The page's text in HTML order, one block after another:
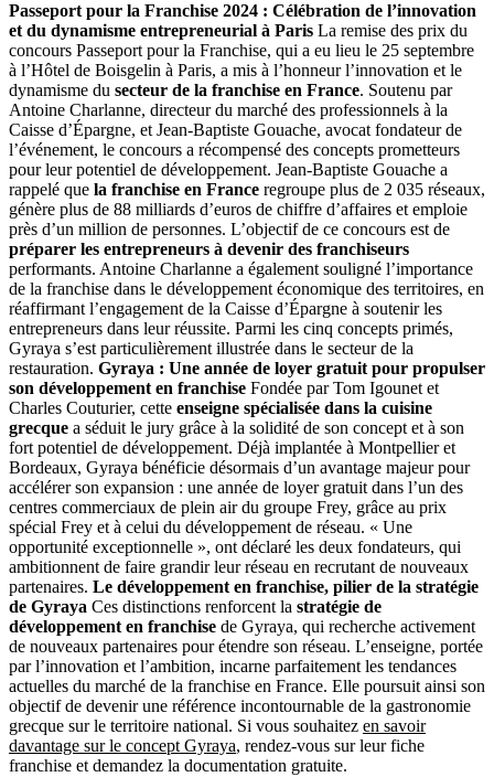
Passeport pour la Franchise 2024 : Célébration de l’innovation
et du dynamisme entrepreneurial à Paris La remise des prix du
concours Passeport pour la Franchise, qui a eu lieu le 25 septembre
à l’Hôtel de Boisgelin à Paris, a mis à l’honneur l’innovation et le
dynamisme du secteur de la franchise en France. Soutenu par
Antoine Charlanne, directeur du marché des professionnels à la
Caisse d’Épargne, et Jean-Baptiste Gouache, avocat fondateur de
l’événement, le concours a récompensé des concepts prometteurs
pour leur potentiel de développement. Jean-Baptiste Gouache a
rappelé que la franchise en France regroupe plus de 2 035 réseaux,
génère plus de 88 milliards d’euros de chiffre d’affaires et emploie
près d’un million de personnes. L’objectif de ce concours est de
préparer les entrepreneurs à devenir des franchiseurs
performants. Antoine Charlanne a également souligné l’importance
de la franchise dans le développement économique des territoires, en
réaffirmant l’engagement de la Caisse d’Épargne à soutenir les
entrepreneurs dans leur réussite. Parmi les cinq concepts primés,
Gyraya s’est particulièrement illustrée dans le secteur de la
restauration. Gyraya : Une année de loyer gratuit pour propulser
son développement en franchise Fondée par Tom Igounet et
Charles Couturier, cette enseigne spécialisée dans la cuisine
grecque a séduit le jury grâce à la solidité de son concept et à son
fort potentiel de développement. Déjà implantée à Montpellier et
Bordeaux, Gyraya bénéficie désormais d’un avantage majeur pour
accélérer son expansion : une année de loyer gratuit dans l’un des
centres commerciaux de plein air du groupe Frey, grâce au prix
spécial Frey et à celui du développement de réseau. « Une
opportunité exceptionnelle », ont déclaré les deux fondateurs, qui
ambitionnent de faire grandir leur réseau en recrutant de nouveaux
partenaires. Le développement en franchise, pilier de la stratégie
de Gyraya Ces distinctions renforcent la stratégie de
développement en franchise de Gyraya, qui recherche activement
de nouveaux partenaires pour étendre son réseau. L’enseigne, portée
par l’innovation et l’ambition, incarne parfaitement les tendances
actuelles du marché de la franchise en France. Elle poursuit ainsi son
objectif de devenir une référence incontournable de la gastronomie
grecque sur le territoire national. Si vous souhaitez en savoir
davantage sur le concept Gyraya, rendez-vous sur leur fiche
franchise et demandez la documentation gratuite.